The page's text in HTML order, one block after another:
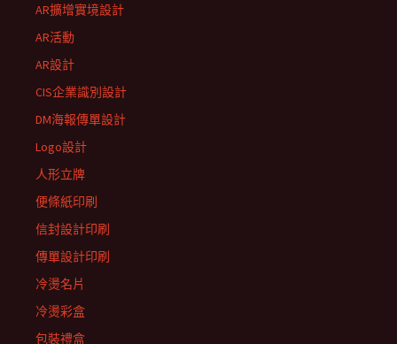
AR擴增實境設計
AR活動
AR設計
CIS企業識別設計
DM海報傳單設計
Logo設計
人形立牌
便條紙印刷
信封設計印刷
傳單設計印刷
冷燙名片
冷燙彩盒
包裝禮盒